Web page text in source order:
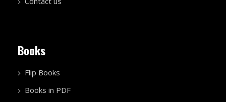
Books
Flip Books
Books in PDF